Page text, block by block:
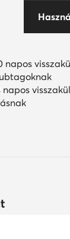
napos
napos